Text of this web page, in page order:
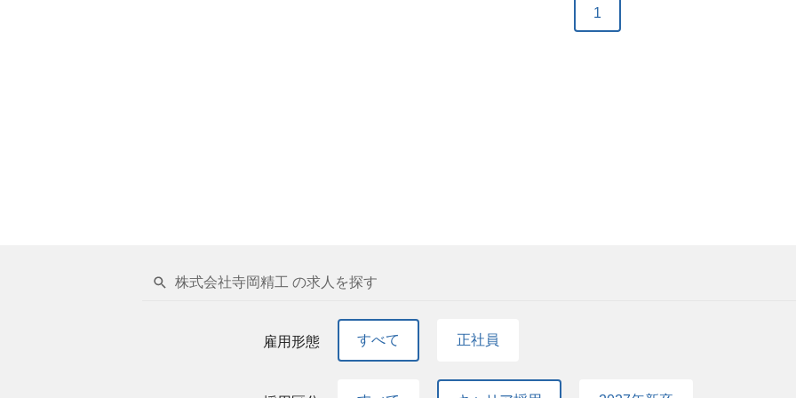
とで市場サポートをするとともに、製品の改善点を
ります。 またトラブル発生時は原因調査を行い、対
1
株式会社寺岡精工 の求人を探す
雇用形態 すべて 正社員